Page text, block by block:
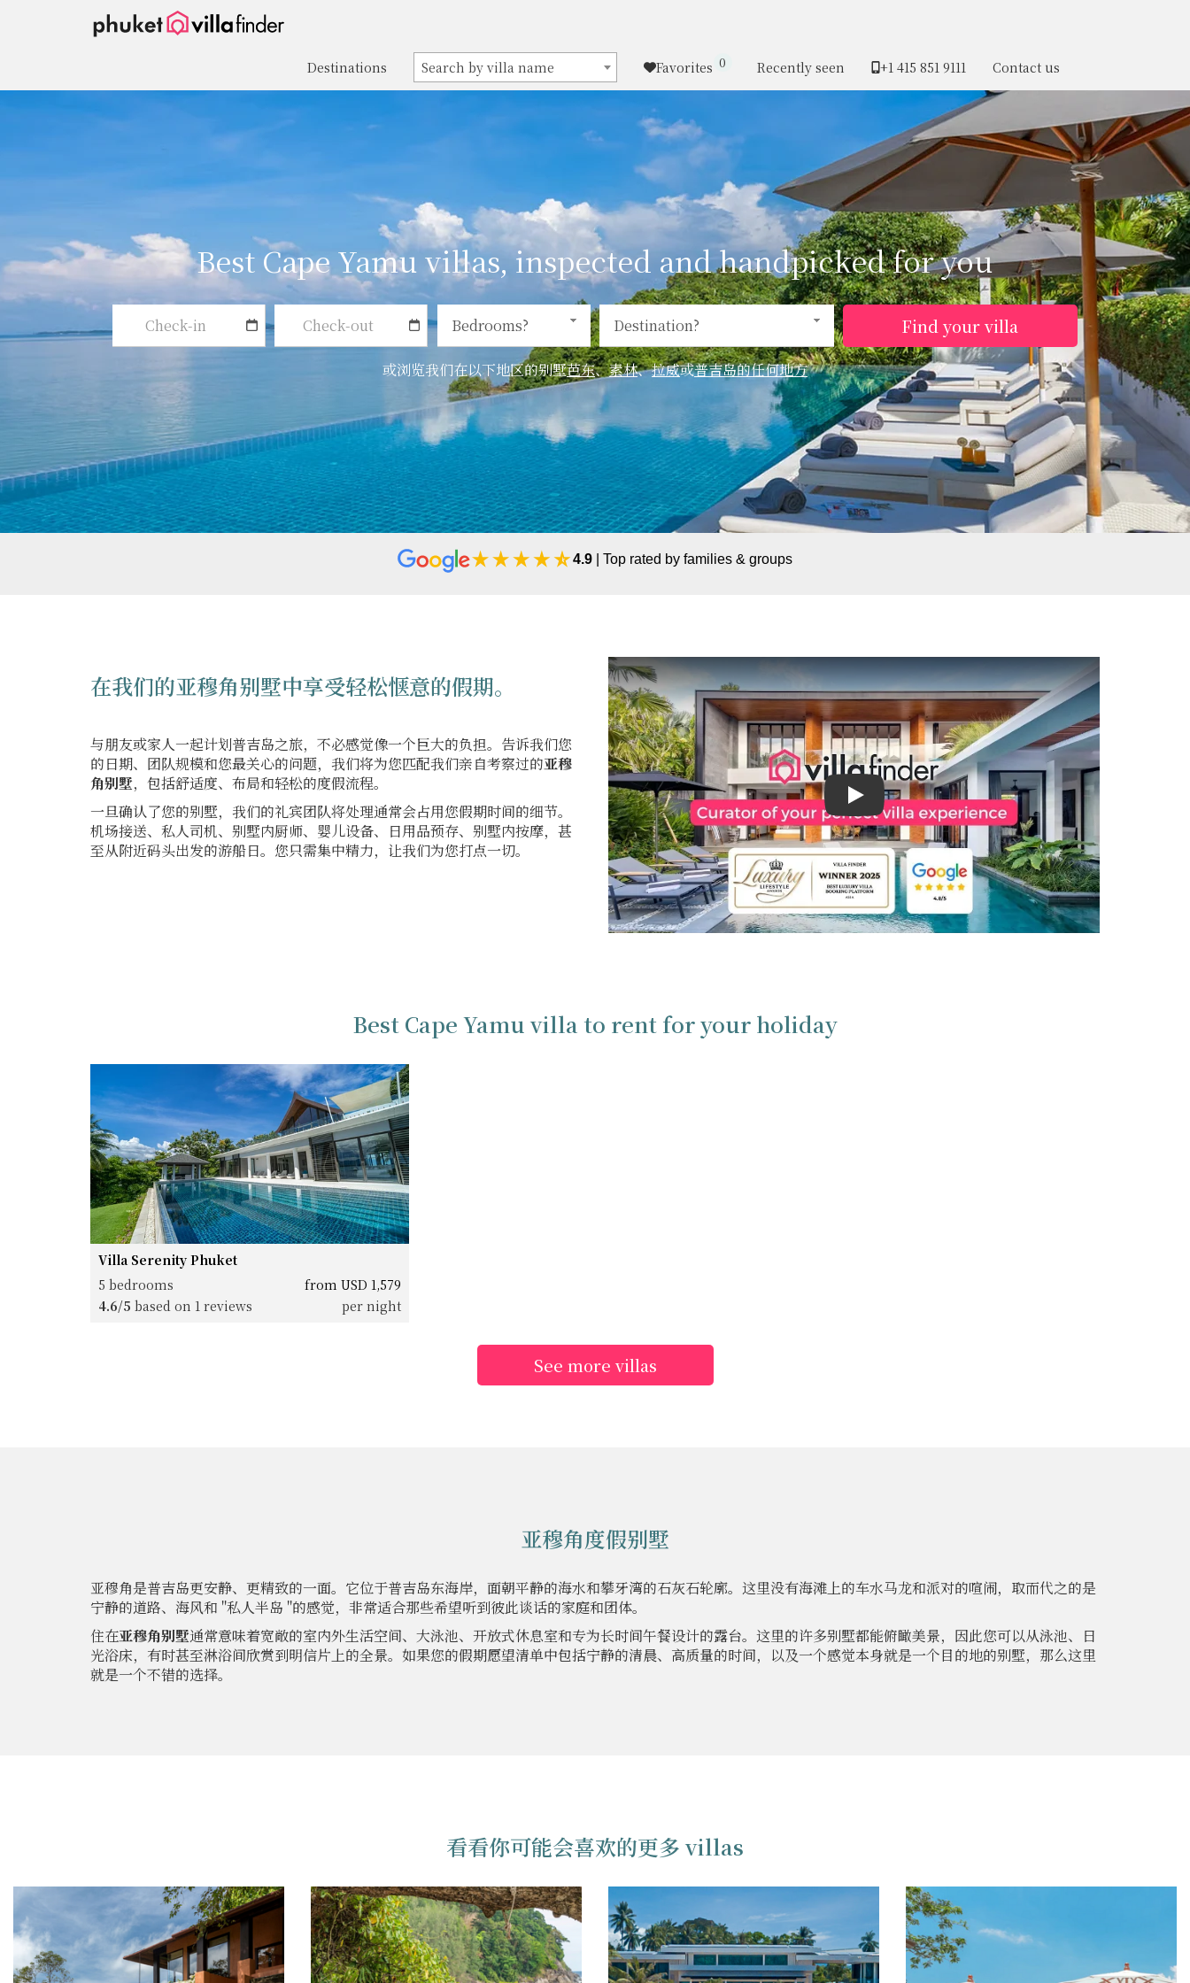
Destinations Search by villa name Favorites 0 Recently seen +1 ​415 851 9111 Contact us
Best Cape Yamu villas, inspected and handpicked for you
Find your villa
或浏览我们在以下地区的别墅芭东、素林、拉威或普吉岛的任何地方
4.9| Top rated by families & groups
在我们的亚穆角别墅中享受轻松惬意的假期。
与朋友或家人一起计划普吉岛之旅，不必感觉像一个巨大的负担。告诉我们您
的日期、团队规模和您最关心的问题，我们将为您匹配我们亲自考察过的亚穆
角别墅，包括舒适度、布局和轻松的度假流程。
一旦确认了您的别墅，我们的礼宾团队将处理通常会占用您假期时间的细节。
机场接送、私人司机、别墅内厨师、婴儿设备、日用品预存、别墅内按摩，甚
至从附近码头出发的游船日。您只需集中精力，让我们为您打点一切。
Play
Best Cape Yamu villa to rent for your holiday
Villa Serenity Phuket
5 bedrooms
from USD 1,579
4.6/5 based on 1 reviews per night
See more villas
亚穆角度假别墅
亚穆角是普吉岛更安静、更精致的一面。它位于普吉岛东海岸，面朝平静的海水和攀牙湾的石灰石轮廓。这里没有海滩上的车水马龙和派对的喧闹，取而代之的是
宁静的道路、海风和 "私人半岛 "的感觉，非常适合那些希望听到彼此谈话的家庭和团体。
住在亚穆角别墅通常意味着宽敞的室内外生活空间、大泳池、开放式休息室和专为长时间午餐设计的露台。这里的许多别墅都能俯瞰美景，因此您可以从泳池、日
光浴床，有时甚至淋浴间欣赏到明信片上的全景。如果您的假期愿望清单中包括宁静的清晨、高质量的时间，以及一个感觉本身就是一个目的地的别墅，那么这里
就是一个不错的选择。
看看你可能会喜欢的更多 villas